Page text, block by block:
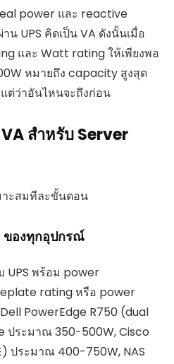
power และ reactive
UPS คิดเป็น VA ดังนั้นเมื่อ
และ Watt rating ให้เพียงพอ
หมายถึง capacity สูงสุด
ต่ว่าอันไหนจะถึงก่อน
สำหรับ Server
าะสมทีละขั้นตอน
ของทุกอุปกรณ์
UPS พร้อม power
rating หรือ power
PowerEdge R750 (dual
ประมาณ 350-500W, Cisco
ประมาณ 400-750W, NAS